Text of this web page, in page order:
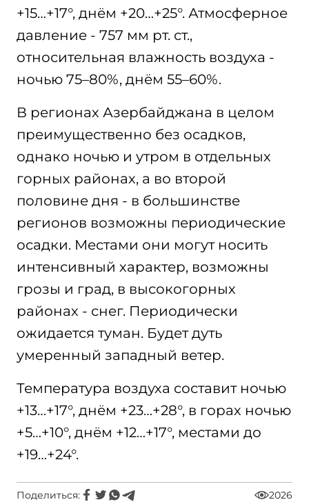
+15…+17°, днём +20…+25°. Атмосферное
давление - 757 мм рт. ст.,
относительная влажность воздуха -
ночью 75–80%, днём 55–60%.
В регионах Азербайджана в целом
преимущественно без осадков,
однако ночью и утром в отдельных
горных районах, а во второй
половине дня - в большинстве
регионов возможны периодические
осадки. Местами они могут носить
интенсивный характер, возможны
грозы и град, в высокогорных
районах - снег. Периодически
ожидается туман. Будет дуть
умеренный западный ветер.
Температура воздуха составит ночью
+13…+17°, днём +23…+28°, в горах ночью
+5…+10°, днём +12…+17°, местами до
+19…+24°.
Поделиться: 2026